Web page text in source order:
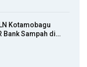
Kotamobagu
Bank Sampah di…